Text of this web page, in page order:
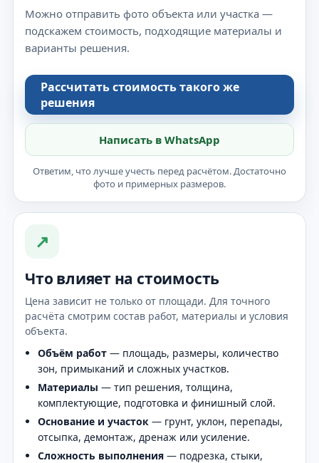
Можно отправить фото объекта или участка —
подскажем стоимость, подходящие материалы и
варианты решения.
Рассчитать стоимость такого же
решения
Написать в WhatsApp
Ответим, что лучше учесть перед расчётом. Достаточно
фото и примерных размеров.
↗
Что влияет на стоимость
Цена зависит не только от площади. Для точного
расчёта смотрим состав работ, материалы и условия
объекта.
Объём работ — площадь, размеры, количество
зон, примыканий и сложных участков.
Материалы — тип решения, толщина,
комплектующие, подготовка и финишный слой.
Основание и участок — грунт, уклон, перепады,
отсыпка, демонтаж, дренаж или усиление.
Сложность выполнения — подрезка, стыки,